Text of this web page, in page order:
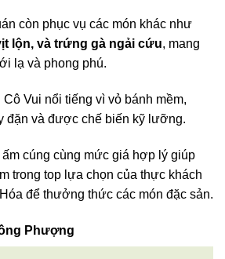
còn phục vụ các món khác như
lộn, và trứng gà ngải cứu, mang
lạ và phong phú.
Vui nổi tiếng vì vỏ bánh mềm,
đặn và được chế biến kỹ lưỡng.
cúng cùng mức giá hợp lý giúp
trong top lựa chọn của thực khách
để thưởng thức các món đặc sản.
Phượng